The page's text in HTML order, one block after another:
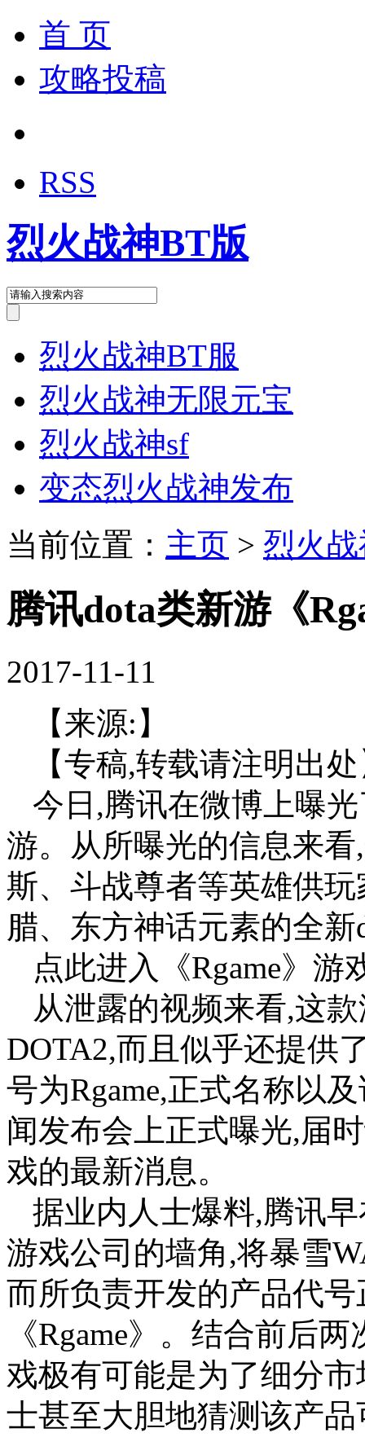
首 页
攻略投稿
RSS
烈火战神BT版
烈火战神BT服
烈火战神无限元宝
烈火战神sf
变态烈火战神发布
当前位置： 主页 > 烈火
腾讯dota类新游《
2017-11-11
【来源:】
【专稿,转载请注明出
今日,腾讯在微博上曝
游。从所曝光的信息来
斯、斗战尊者等英雄供
腊、东方神话元素的全新
点此进入《Rgame》游
从泄露的视频来看,这
DOTA2,而且似乎还提供
号为Rgame,正式名称以
闻发布会上正式曝光,届
戏的最新消息。
据业内人士爆料,腾讯
游戏公司的墙角,将暴雪
而所负责开发的产品代
《Rgame》。结合前后
戏极有可能是为了细分
士甚至大胆地猜测该产